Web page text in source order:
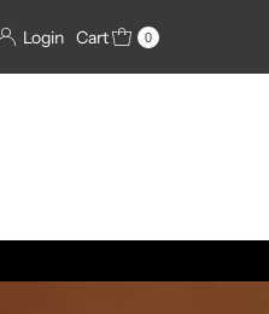
Login Cart 0